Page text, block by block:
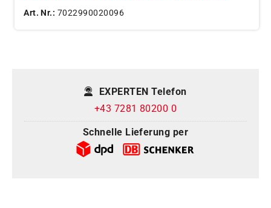
Art. Nr.: 7022990020096
EXPERTEN Telefon
+43 7281 80200 0
Schnelle Lieferung per